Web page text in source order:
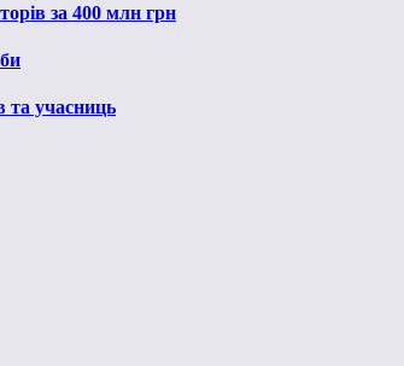
за 400 млн грн
та учасниць